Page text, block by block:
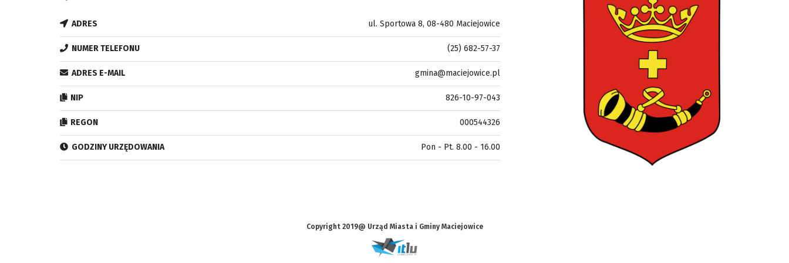
ADRES ul. Sportowa 8, 08-480 Maciejowice
NUMER TELEFONU (25) 682-57-37
ADRES E-MAIL gmina@maciejowice.pl
NIP 826-10-97-043
REGON 000544326
GODZINY URZĘDOWANIA Pon - Pt. 8.00 - 16.00
Copyright 2019@ Urząd Miasta i Gminy Maciejowice